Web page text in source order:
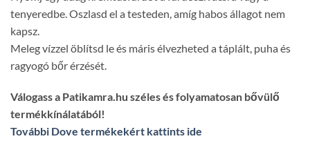
tenyeredbe. Oszlasd el a testeden, amíg habos állagot nem
kapsz.
Meleg vízzel öblítsd le és máris élvezheted a táplált, puha és
ragyogó bőr érzését.
Válogass a Patikamra.hu széles és folyamatosan bővülő
termékkínálatából!
További Dove termékekért kattints ide